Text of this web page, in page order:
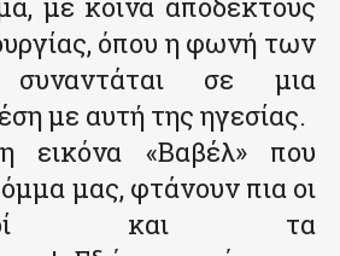
όπου η φωνή των
σε μια
με αυτή της ηγεσίας.
εικόνα «Βαβέλ» που
μας, φτάνουν πια οι
και τα